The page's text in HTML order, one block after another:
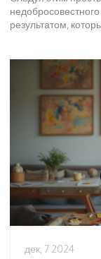
результатом,
дек, 7 2024